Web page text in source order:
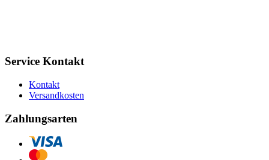
Service Kontakt
Kontakt
Versandkosten
Zahlungsarten